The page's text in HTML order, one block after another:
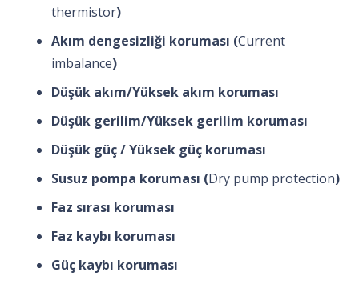
thermistor)
Akım dengesizliği koruması (Current
imbalance)
Düşük akım/Yüksek akım koruması
Düşük gerilim/Yüksek gerilim koruması
Düşük güç / Yüksek güç koruması
Susuz pompa koruması (Dry pump protection)
Faz sırası koruması
Faz kaybı koruması
Güç kaybı koruması